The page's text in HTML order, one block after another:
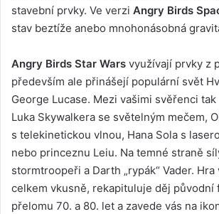
stavební prvky. Ve verzi Angry Birds
stav beztíže anebo mnohonásobná
Angry Birds Star Wars využívají prvky z
především ale přinášejí populární svět
George Lucase. Mezi vašimi svěřenci
Luka Skywalkera se světelným mečem,
s telekinetickou vlnou, Hana Sola s
nebo princeznu Leiu. Na temné straně
stormtroopeři a Darth „rypák“ Vader.
celkem vkusně, rekapituluje děj
přelomu 70. a 80. let a zavede vás na